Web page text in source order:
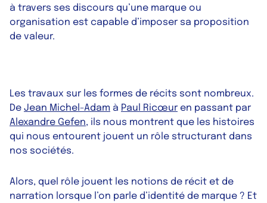
à travers ses discours qu’une marque ou
organisation est capable d’imposer sa proposition
de valeur.
Les travaux sur les formes de récits sont nombreux.
De Jean Michel-Adam à Paul Ricœur en passant par
Alexandre Gefen, ils nous montrent que les histoires
qui nous entourent jouent un rôle structurant dans
nos sociétés.
Alors, quel rôle jouent les notions de récit et de
narration lorsque l’on parle d’identité de marque ? Et